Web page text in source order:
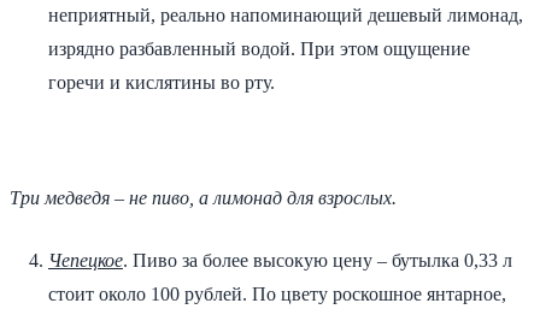
неприятный, реально напоминающий дешевый лимонад,
изрядно разбавленный водой. При этом ощущение
горечи и кислятины во рту.
Три медведя – не пиво, а лимонад для взрослых.
Чепецкое. Пиво за более высокую цену – бутылка 0,33 л
стоит около 100 рублей. По цвету роскошное янтарное,